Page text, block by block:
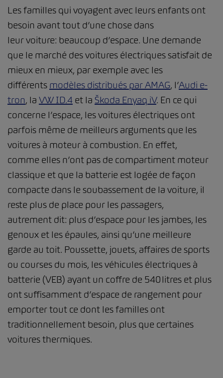
Les familles qui voyagent avec leurs enfants ont
besoin avant tout d’une chose dans
leur voiture: beaucoup d’espace. Une demande
que le marché des voitures électriques satisfait de
mieux en mieux, par exemple avec les
différents modèles distribués par AMAG, l’Audi e-
tron, la VW ID.4 et la Škoda Enyaq iV. En ce qui
concerne l’espace, les voitures électriques ont
parfois même de meilleurs arguments que les
voitures à moteur à combustion. En effet,
comme elles n’ont pas de compartiment moteur
classique et que la batterie est logée de façon
compacte dans le soubassement de la voiture, il
reste plus de place pour les passagers,
autrement dit: plus d’espace pour les jambes, les
genoux et les épaules, ainsi qu’une meilleure
garde au toit. Poussette, jouets, affaires de sports
ou courses du mois, les véhicules électriques à
batterie (VEB) ayant un coffre de 540 litres et plus
ont suffisamment d’espace de rangement pour
emporter tout ce dont les familles ont
traditionnellement besoin, plus que certaines
voitures thermiques.